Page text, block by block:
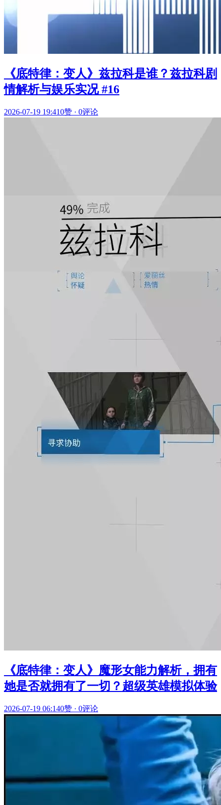
《底特律：变人》兹拉科是谁？兹拉科剧
情解析与娱乐实况 #16
2026-07-19 19:410赞 · 0评论
《底特律：变人》魔形女能力解析，拥有
她是否就拥有了一切？超级英雄模拟体验
2026-07-19 06:140赞 · 0评论